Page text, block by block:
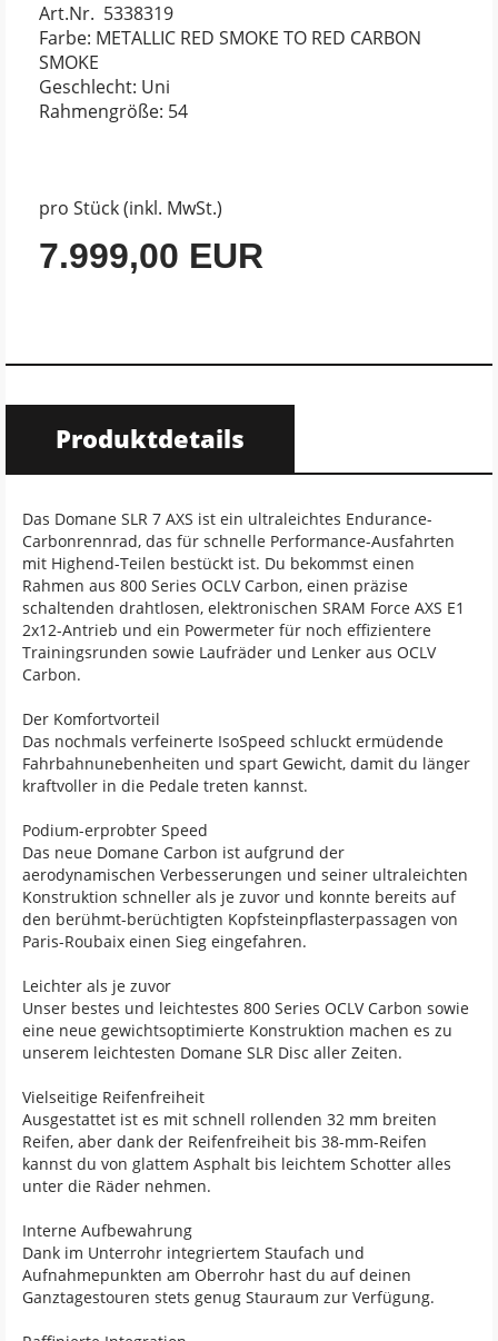
Art.Nr. 5338319
Farbe: METALLIC RED SMOKE TO RED CARBON
SMOKE
Geschlecht: Uni
Rahmengröße: 54
pro Stück (inkl. MwSt.)
7.999,00 EUR
Produktdetails
Das Domane SLR 7 AXS ist ein ultraleichtes Endurance-
Carbonrennrad, das für schnelle Performance-Ausfahrten
mit Highend-Teilen bestückt ist. Du bekommst einen
Rahmen aus 800 Series OCLV Carbon, einen präzise
schaltenden drahtlosen, elektronischen SRAM Force AXS E1
2x12-Antrieb und ein Powermeter für noch effizientere
Trainingsrunden sowie Laufräder und Lenker aus OCLV
Carbon.
Der Komfortvorteil
Das nochmals verfeinerte IsoSpeed schluckt ermüdende
Fahrbahnunebenheiten und spart Gewicht, damit du länger
kraftvoller in die Pedale treten kannst.
Podium-erprobter Speed
Das neue Domane Carbon ist aufgrund der
aerodynamischen Verbesserungen und seiner ultraleichten
Konstruktion schneller als je zuvor und konnte bereits auf
den berühmt-berüchtigten Kopfsteinpflasterpassagen von
Paris-Roubaix einen Sieg eingefahren.
Leichter als je zuvor
Unser bestes und leichtestes 800 Series OCLV Carbon sowie
eine neue gewichtsoptimierte Konstruktion machen es zu
unserem leichtesten Domane SLR Disc aller Zeiten.
Vielseitige Reifenfreiheit
Ausgestattet ist es mit schnell rollenden 32 mm breiten
Reifen, aber dank der Reifenfreiheit bis 38-mm-Reifen
kannst du von glattem Asphalt bis leichtem Schotter alles
unter die Räder nehmen.
Interne Aufbewahrung
Dank im Unterrohr integriertem Staufach und
Aufnahmepunkten am Oberrohr hast du auf deinen
Ganztagestouren stets genug Stauraum zur Verfügung.